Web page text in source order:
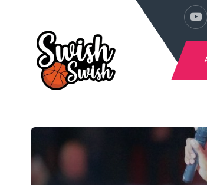
Se rendre au contenu principal